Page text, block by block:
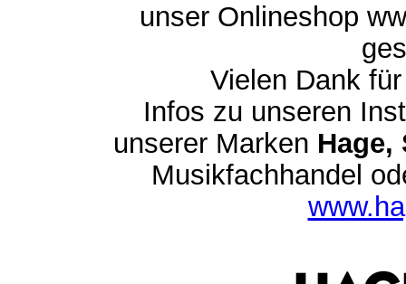
unser Onlineshop
Vielen Dank
Infos zu unseren
unserer Marken Hage,
Musikfachhandel